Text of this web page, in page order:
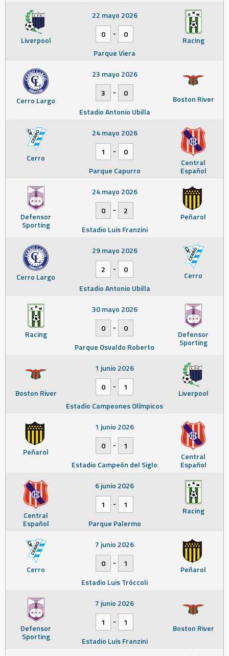
Liverpool Racing
22 mayo 2026
0
-
0
Parque Viera
Cerro Largo Boston River
23 mayo 2026
3
-
0
Estadio Antonio Ubilla
Cerro Central
Español
24 mayo 2026
1
-
0
Parque Capurro
Defensor
Sporting
Peñarol
24 mayo 2026
0
-
2
Estadio Luis Franzini
Cerro Largo Cerro
29 mayo 2026
2
-
0
Estadio Antonio Ubilla
Racing Defensor
Sporting
30 mayo 2026
0
-
0
Parque Osvaldo Roberto
Boston River Liverpool
1 junio 2026
0
-
1
Estadio Campeones Olímpicos
Peñarol Central
Español
1 junio 2026
0
-
1
Estadio Campeón del Siglo
Central
Español
Racing
6 junio 2026
1
-
1
Parque Palermo
Cerro Peñarol
7 junio 2026
0
-
1
Estadio Luis Tróccoli
Defensor
Sporting
Boston River
7 junio 2026
1
-
1
Estadio Luis Franzini